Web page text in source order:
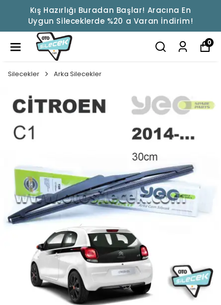
Kış Hazırlığı Buradan Başlar! Aracına En
Uygun Sileceklerde %20 a Varan İndirim!
0
Silecekler Arka Silecekler